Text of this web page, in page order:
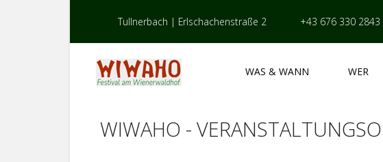
Tullnerbach | Erlschachenstraße 2 +43 676 330 2843
WAS & WANN WER
WIWAHO -